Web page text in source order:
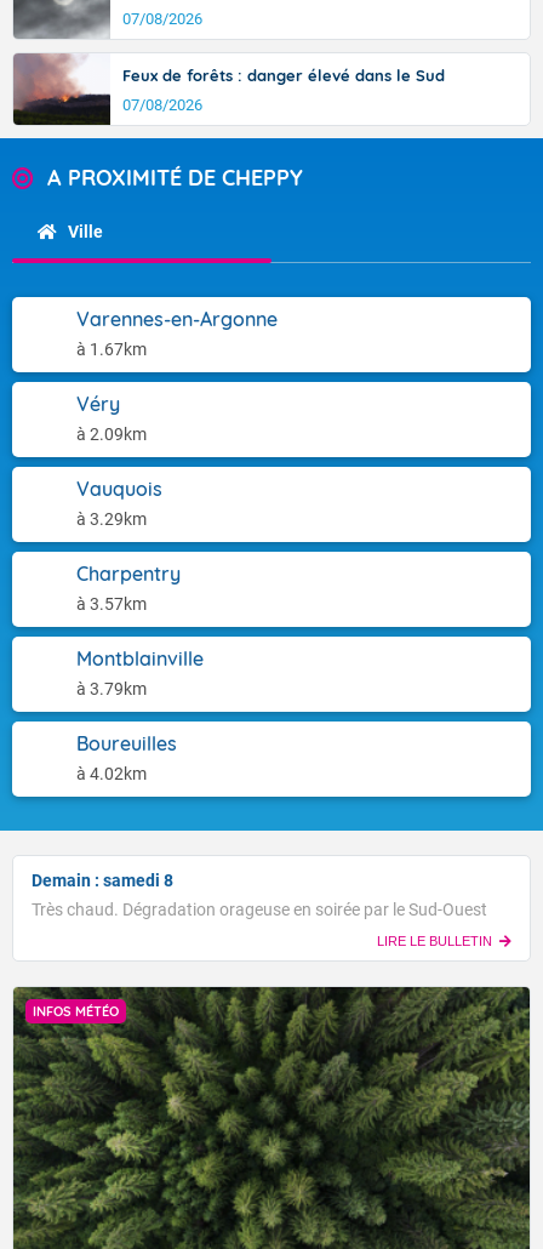
07/08/2026
Feux de forêts : danger élevé dans le Sud
07/08/2026
A PROXIMITÉ DE CHEPPY
Ville
Varennes-en-Argonne
à 1.67km
Véry
à 2.09km
Vauquois
à 3.29km
Charpentry
à 3.57km
Montblainville
à 3.79km
Boureuilles
à 4.02km
Demain : samedi 8
Très chaud. Dégradation orageuse en soirée par le Sud-Ouest
LIRE LE BULLETIN
INFOS MÉTÉO